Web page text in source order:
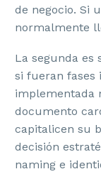
de negocio. Si
normalmente
La segunda es
si fueran fases
implementada
documento
capitalicen su
decisión
naming e